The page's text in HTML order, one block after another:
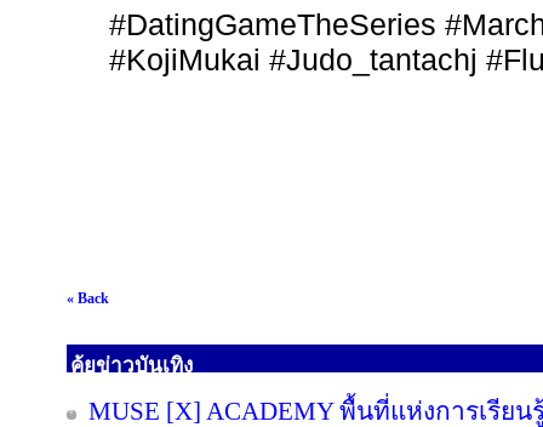
#DatingGameTheSeries
#KojiMukai #Judo_tantachj
« Back
คุ้ยข่าวบันเทิง
MUSE [X] ACADEMY พื้นที่แห่งการเรีย